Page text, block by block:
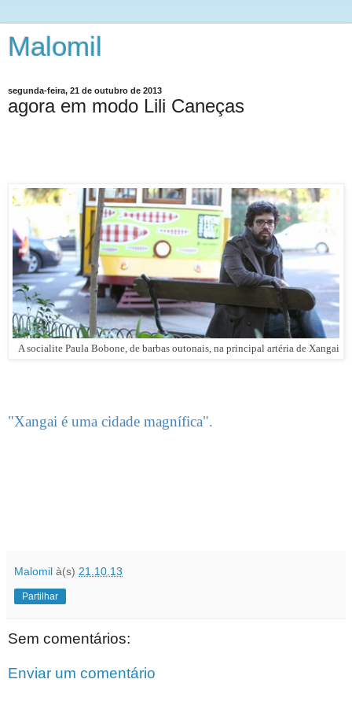
Malomil
segunda-feira, 21 de outubro de 2013
agora em modo Lili Caneças
A socialite Paula Bobone, de barbas outonais, na principal artéria de Xangai
"Xangai é uma cidade magnífica".
Malomil à(s) 21.10.13
Partilhar
Sem comentários:
Enviar um comentário